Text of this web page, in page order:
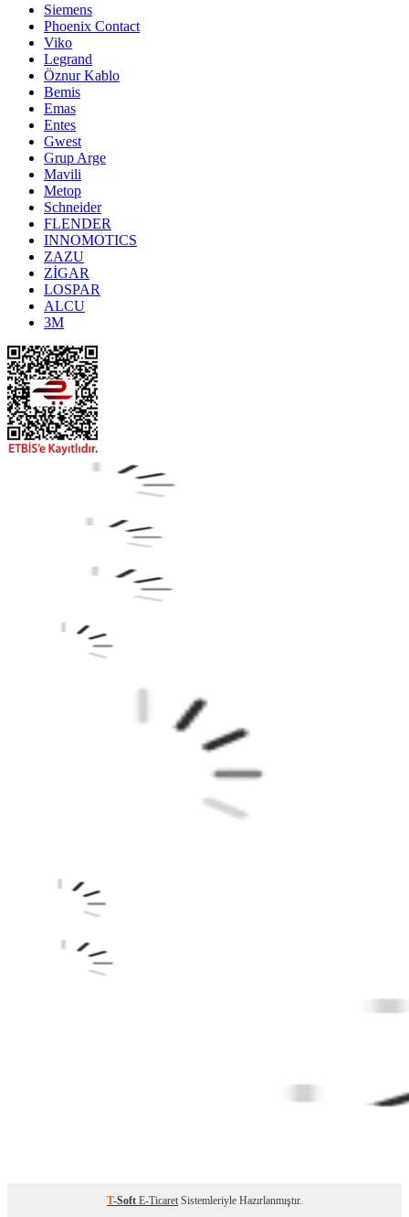
Siemens
Phoenix Contact
Viko
Legrand
Öznur Kablo
Bemis
Emas
Entes
Gwest
Grup Arge
Mavili
Metop
Schneider
FLENDER
INNOMOTICS
ZAZU
ZİGAR
LOSPAR
ALCU
3M
T-Soft E-Ticaret Sistemleriyle Hazırlanmıştır.